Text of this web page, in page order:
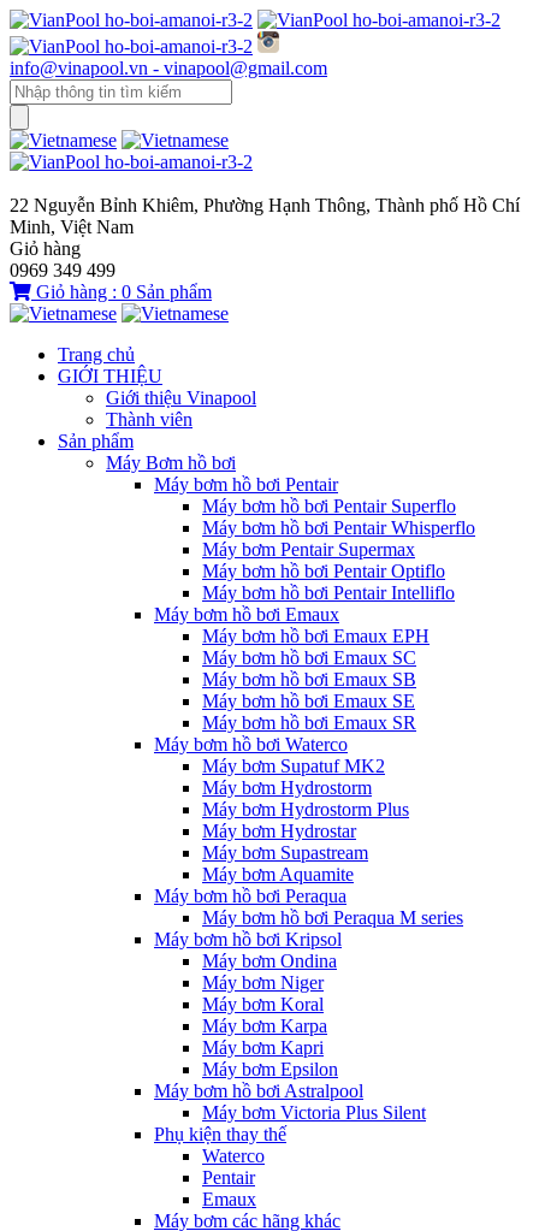
info@vinapool.vn - vinapool@gmail.com
22 Nguyễn Bỉnh Khiêm, Phường Hạnh Thông, Thành phố Hồ Chí
Minh, Việt Nam
Giỏ hàng
0969 349 499
Giỏ hàng : 0 Sản phẩm
Trang chủ
GIỚI THIỆU
Giới thiệu Vinapool
Thành viên
Sản phẩm
Máy Bơm hồ bơi
Máy bơm hồ bơi Pentair
Máy bơm hồ bơi Pentair Superflo
Máy bơm hồ bơi Pentair Whisperflo
Máy bơm Pentair Supermax
Máy bơm hồ bơi Pentair Optiflo
Máy bơm hồ bơi Pentair Intelliflo
Máy bơm hồ bơi Emaux
Máy bơm hồ bơi Emaux EPH
Máy bơm hồ bơi Emaux SC
Máy bơm hồ bơi Emaux SB
Máy bơm hồ bơi Emaux SE
Máy bơm hồ bơi Emaux SR
Máy bơm hồ bơi Waterco
Máy bơm Supatuf MK2
Máy bơm Hydrostorm
Máy bơm Hydrostorm Plus
Máy bơm Hydrostar
Máy bơm Supastream
Máy bơm Aquamite
Máy bơm hồ bơi Peraqua
Máy bơm hồ bơi Peraqua M series
Máy bơm hồ bơi Kripsol
Máy bơm Ondina
Máy bơm Niger
Máy bơm Koral
Máy bơm Karpa
Máy bơm Kapri
Máy bơm Epsilon
Máy bơm hồ bơi Astralpool
Máy bơm Victoria Plus Silent
Phụ kiện thay thế
Waterco
Pentair
Emaux
Máy bơm các hãng khác